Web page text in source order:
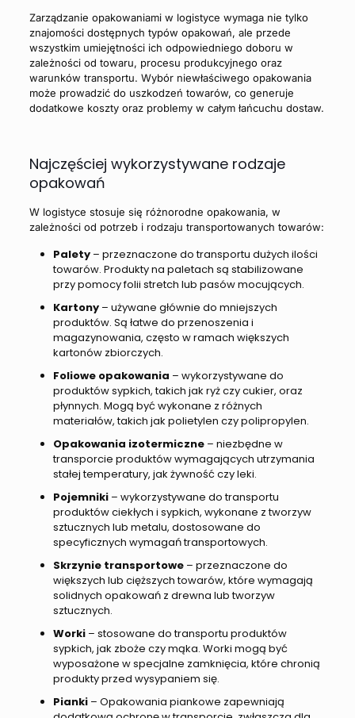
Zarządzanie opakowaniami w logistyce wymaga nie tylko
znajomości dostępnych typów opakowań, ale przede
wszystkim umiejętności ich odpowiedniego doboru w
zależności od towaru, procesu produkcyjnego oraz
warunków transportu. Wybór niewłaściwego opakowania
może prowadzić do uszkodzeń towarów, co generuje
dodatkowe koszty oraz problemy w całym łańcuchu dostaw.
Najczęściej wykorzystywane rodzaje
opakowań
W logistyce stosuje się różnorodne opakowania, w
zależności od potrzeb i rodzaju transportowanych towarów:
Palety– przeznaczone do transportu dużych ilości
towarów. Produkty na paletach są stabilizowane
przy pomocy folii stretch lub pasów mocujących.
Kartony– używane głównie do mniejszych
produktów. Są łatwe do przenoszenia i
magazynowania, często w ramach większych
kartonów zbiorczych.
Foliowe opakowania – wykorzystywane do
produktów sypkich, takich jak ryż czy cukier, oraz
płynnych. Mogą być wykonane z różnych
materiałów, takich jak polietylen czy polipropylen.
Opakowania izotermiczne– niezbędne w
transporcie produktów wymagających utrzymania
stałej temperatury, jak żywność czy leki.
Pojemniki– wykorzystywane do transportu
produktów ciekłych i sypkich, wykonane z tworzyw
sztucznych lub metalu, dostosowane do
specyficznych wymagań transportowych.
Skrzynie transportowe– przeznaczone do
większych lub cięższych towarów, które wymagają
solidnych opakowań z drewna lub tworzyw
sztucznych.
Worki– stosowane do transportu produktów
sypkich, jak zboże czy mąka. Worki mogą być
wyposażone w specjalne zamknięcia, które chronią
produkty przed wysypaniem się.
Pianki– Opakowania piankowe zapewniają